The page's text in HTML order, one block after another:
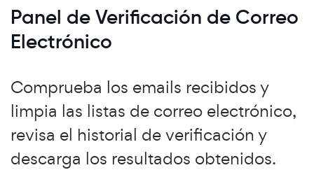
Panel de Verificación de Correo
Electrónico
Comprueba los emails recibidos y
limpia las listas de correo electrónico,
revisa el historial de verificación y
descarga los resultados obtenidos.